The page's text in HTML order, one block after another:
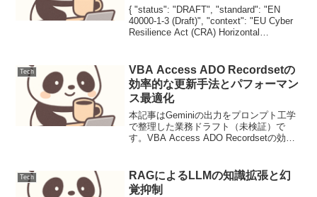
SBOM義務化の水平規格
{ "status": "DRAFT", "standard": "EN
40000-1-3 (Draft)", "context": "EU Cyber
Resilience Act (CRA) Horizontal
Tech
VBA Access ADO Recordsetの
効率的な更新手法とパフォーマン
ス最適化
本記事はGeminiの出力をプロンプト工学
で整理した業務ドラフト（未検証）で
す。VBA Access ADO Recordsetの効率
Applicati...
Tech
RAGによるLLMの知識拡張と幻
覚抑制